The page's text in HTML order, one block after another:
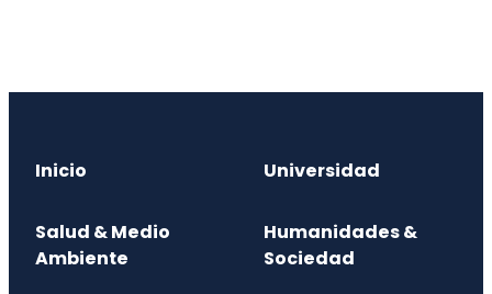
Inicio Universidad
Salud & Medio
Ambiente
Humanidades &
Sociedad